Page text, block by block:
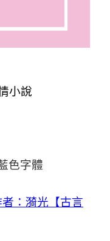
小說
色字體
者：漪光【古言